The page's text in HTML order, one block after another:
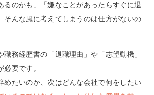
るのかも」「嫌なことがあったらすぐに退
そんな風に考えてしまうのは仕方がないの
職務経歴書の「退職理由」や「志望動機」
要です。
めたいのか、次はどんな会社で何をしたい